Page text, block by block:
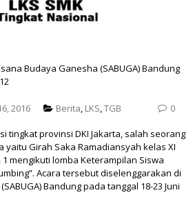
Budaya Ganesha (SABUGA) Bandung
2016 Berita, LKS,TGB 0
tingkat provinsi DKI Jakarta, salah seorang
yaitu Girah Saka Ramadiansyah kelas XI
mengikuti lomba Keterampilan Siswa
Acara tersebut diselenggarakan di
Bandung pada tanggal 18-23 Juni